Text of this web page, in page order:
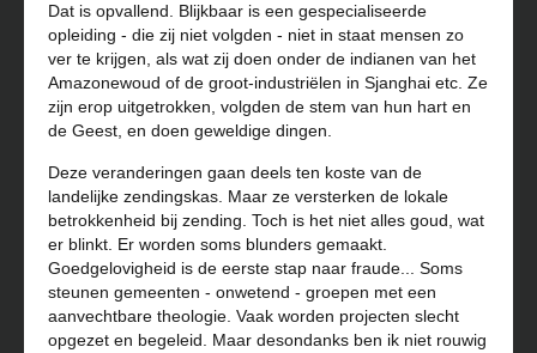
Dat is opvallend. Blijkbaar is een gespecialiseerde
opleiding - die zij niet volgden - niet in staat mensen zo
ver te krijgen, als wat zij doen onder de indianen van het
Amazonewoud of de groot-industriëlen in Sjanghai etc. Ze
zijn erop uitgetrokken, volgden de stem van hun hart en
de Geest, en doen geweldige dingen.
Deze veranderingen gaan deels ten koste van de
landelijke zendingskas. Maar ze versterken de lokale
betrokkenheid bij zending. Toch is het niet alles goud, wat
er blinkt. Er worden soms blunders gemaakt.
Goedgelovigheid is de eerste stap naar fraude... Soms
steunen gemeenten - onwetend - groepen met een
aanvechtbare theologie. Vaak worden projecten slecht
opgezet en begeleid. Maar desondanks ben ik niet rouwig